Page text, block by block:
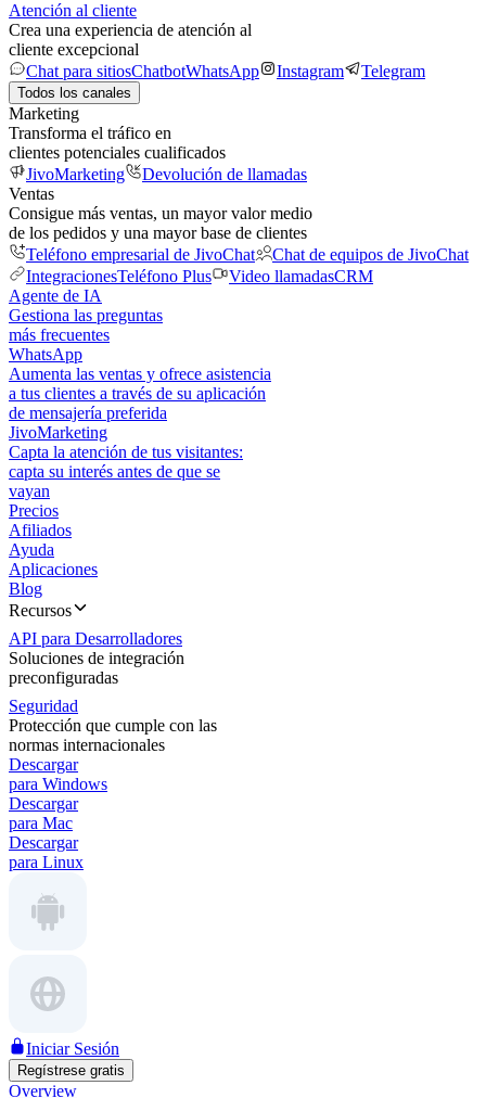
Atención al cliente
Crea una experiencia de atención al
cliente excepcional
Chat para sitiosChatbotWhatsApp Instagram Telegram
Todos los canales
Marketing
Transforma el tráfico en
clientes potenciales cualificados
JivoMarketing
Devolución de llamadas
Ventas
Consigue más ventas, un mayor valor medio
de los pedidos y una mayor base de clientes
Teléfono empresarial de JivoChat
Chat de equipos de JivoChat
IntegracionesTeléfono Plus Video llamadasCRM
Agente de IA
Gestiona las preguntas
más frecuentes
WhatsApp
Aumenta las ventas y ofrece asistencia
a tus clientes a través de su aplicación
de mensajería preferida
JivoMarketing
Capta la atención de tus visitantes:
capta su interés antes de que se
vayan
Precios
Afiliados
Ayuda
Aplicaciones
Blog
Recursos
API para Desarrolladores
Soluciones de integración
preconfiguradas
Seguridad
Protección que cumple con las
normas internacionales
Descargar
para Windows
Descargar
para Mac
Descargar
para Linux
Iniciar Sesión
Regístrese gratis
Overview